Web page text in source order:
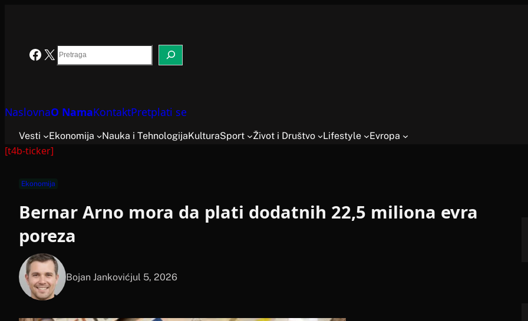
Facebook
X Search
NaslovnaO NamaKontaktPretplati se
Vesti Ekonomija Nauka i TehnologijaKulturaSport Život i Društvo Lifestyle Evropa
[t4b-ticker]
Ekonomija
Bernar Arno mora da plati dodatnih 22,5 miliona evra
poreza
Bojan Jankovićjul 5, 2026